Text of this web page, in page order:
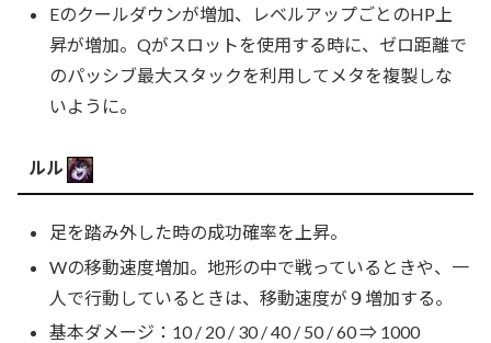
Eのクールダウンが増加、レベルアップごとのHP上
昇が増加。Qがスロットを使用する時に、ゼロ距離で
のパッシブ最大スタックを利用してメタを複製しな
いように。
ルル
足を踏み外した時の成功確率を上昇。
Wの移動速度増加。地形の中で戦っているときや、一
人で行動しているときは、移動速度が９増加する。
基本ダメージ：10 / 20 / 30 / 40 / 50 / 60 ⇒ 1000